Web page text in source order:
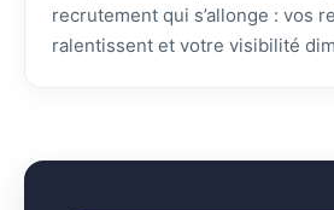
recrutement qui s’allonge : vos
ralentissent et votre visibilité